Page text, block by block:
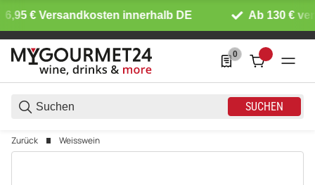
€ Versandkosten innerhalb DE Ab 130 €
SUCHEN
0
0 Produkte in der
Zurück Weisswein